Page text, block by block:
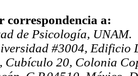
correspondencia a:
de Psicología, UNAM.
#3004, Edificio
Cubículo 20, Colonia